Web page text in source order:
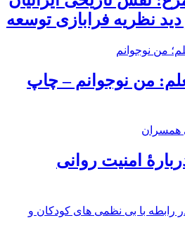
نظریه فرابازی توسعه
من نوجوانم – چاپ
امنیت روانی